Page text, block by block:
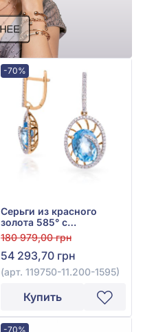
-70%
Серьги из красного
золота 585° с
бриллиантом 0,43ct и
топазом Swiss Blue
6,36ct, арт. 119750-
11.200-1595
180 979,00 грн
54 293,70 грн
(арт. 119750-11.200-1595)
Купить
-70%